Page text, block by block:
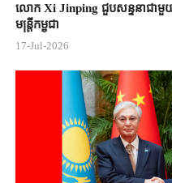
លោក Xi Jinping ជួបសន្ទនាជាមួ
មន្ត្រីកម្ពុជា
17-Jul-2026